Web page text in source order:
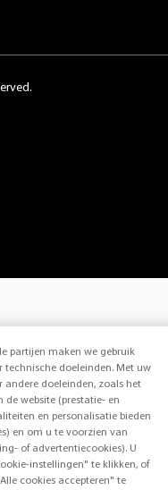
partijen maken we gebruik
doeleinden. Met uw
doeleinden, zoals het
de website (prestatie- en
en personalisatie bieden
en om u te voorzien van
of advertentiecookies). U
instellingen" te klikken, of
cookies accepteren" te